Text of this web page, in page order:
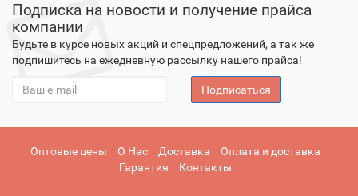
Подписка на новости и получение прайса
компании
Будьте в курсе новых акций и спецпредложений, а так же
подпишитесь на ежедневную рассылку нашего прайса!
Подписаться
Оптовые цены О Нас Доставка
Оплата и доставка
Гарантия
Контакты